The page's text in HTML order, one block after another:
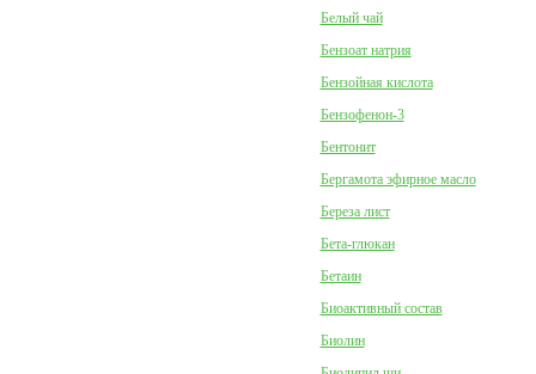
Белый чай
Бензоат натрия
Бензойная кислота
Бензофенон-3
Бентонит
Бергамота эфирное масло
Береза лист
Бета-глюкан
Бетаин
Биоактивный состав
Биолин